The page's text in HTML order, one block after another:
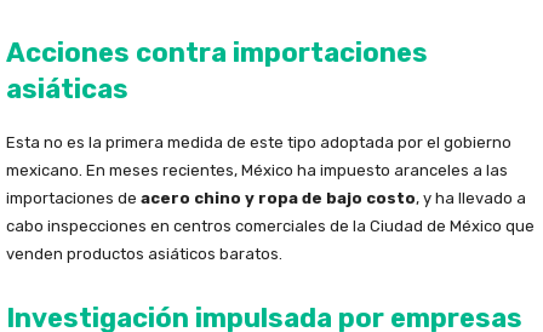
Acciones contra importaciones
asiáticas
Esta no es la primera medida de este tipo adoptada por el gobierno
mexicano. En meses recientes, México ha impuesto aranceles a las
importaciones de acero chino y ropa de bajo costo, y ha llevado a
cabo inspecciones en centros comerciales de la Ciudad de México que
venden productos asiáticos baratos.
Investigación impulsada por empresas